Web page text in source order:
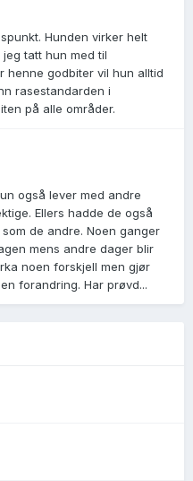
Hunden virker helt
tatt hun med til
henne godbiter vil hun alltid
rasestandarden i
på alle områder.
også lever med andre
Ellers hadde de også
de andre. Noen ganger
mens andre dager blir
noen forskjell men gjør
forandring. Har prøvd...